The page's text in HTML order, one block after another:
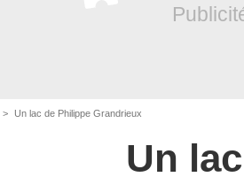
Un lac de Philippe Grandrieux
Un lac